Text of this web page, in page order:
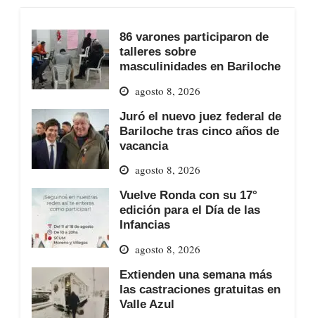
86 varones participaron de
talleres sobre
masculinidades en Bariloche
agosto 8, 2026
Juró el nuevo juez federal de
Bariloche tras cinco años de
vacancia
agosto 8, 2026
Vuelve Ronda con su 17°
edición para el Día de las
Infancias
agosto 8, 2026
Extienden una semana más
las castraciones gratuitas en
Valle Azul